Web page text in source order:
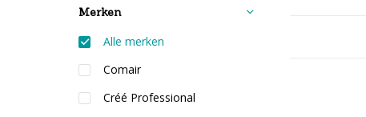
Merken
Alle merken
Comair
Créé Professional